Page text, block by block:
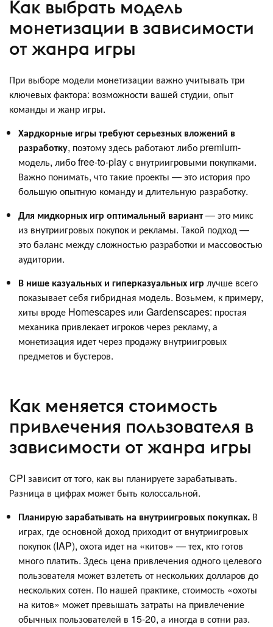
Как выбрать модель
монетизации в зависимости
от жанра игры
При выборе модели монетизации важно учитывать три
ключевых фактора: возможности вашей студии, опыт
команды и жанр игры.
Хардкорные игры требуют серьезных вложений в
разработку, поэтому здесь работают либо premium-
модель, либо free-to-play с внутриигровыми покупками.
Важно понимать, что такие проекты — это история про
большую опытную команду и длительную разработку.
Для мидкорных игр оптимальный вариант— это микс
из внутриигровых покупок и рекламы. Такой подход —
это баланс между сложностью разработки и массовостью
аудитории.
В нише казуальных и гиперказуальных игр лучше всего
показывает себя гибридная модель. Возьмем, к примеру,
хиты вроде Homescapes или Gardenscapes: простая
механика привлекает игроков через рекламу, а
монетизация идет через продажу внутриигровых
предметов и бустеров.
Как меняется стоимость
привлечения пользователя в
зависимости от жанра игры
CPI зависит от того, как вы планируете зарабатывать.
Разница в цифрах может быть колоссальной.
Планирую зарабатывать на внутриигровых покупках. В
играх, где основной доход приходит от внутриигровых
покупок (IAP), охота идет на «китов» — тех, кто готов
много платить. Здесь цена привлечения одного целевого
пользователя может взлететь от нескольких долларов до
нескольких сотен. По нашей практике, стоимость «охоты
на китов» может превышать затраты на привлечение
обычных пользователей в 15-20, а иногда в сотни раз.